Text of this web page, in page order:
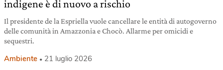
indigene è di nuovo a rischio
Il presidente de la Espriella vuole cancellare le entità di autogoverno
delle comunità in Amazzonia e Chocò. Allarme per omicidi e
sequestri.
Ambiente 21 luglio 2026